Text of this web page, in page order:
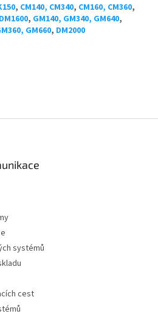
, CM140, CM340, CM160, CM360,
, GM140, GM340, GM640,
GM660, DM2000
systémů
cest